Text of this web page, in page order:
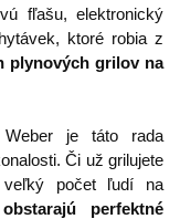
fľašu, elektronický
ktoré robia z
plynových grilov na
Weber je táto rada
Či už grilujete
počet ľudí na
obstarajú perfektné